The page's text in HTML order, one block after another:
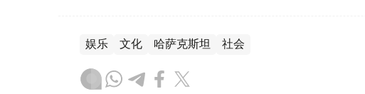
娱乐 文化 哈萨克斯坦 社会